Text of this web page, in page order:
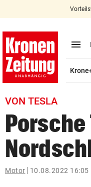
account_circle Anmelden
pin_drop
bookmark
search
Suchbegriff
menu
VON TESLA
Motor 10.08.2022 16:05